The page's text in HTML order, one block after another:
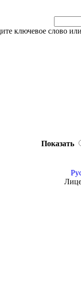
ключевое слово
Показать